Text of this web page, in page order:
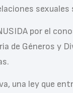
sexuales
por el
de Géneros y
una ley que